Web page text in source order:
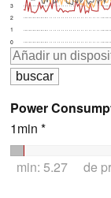
0
1
2
3
Power
1min *
min: 5.27 de